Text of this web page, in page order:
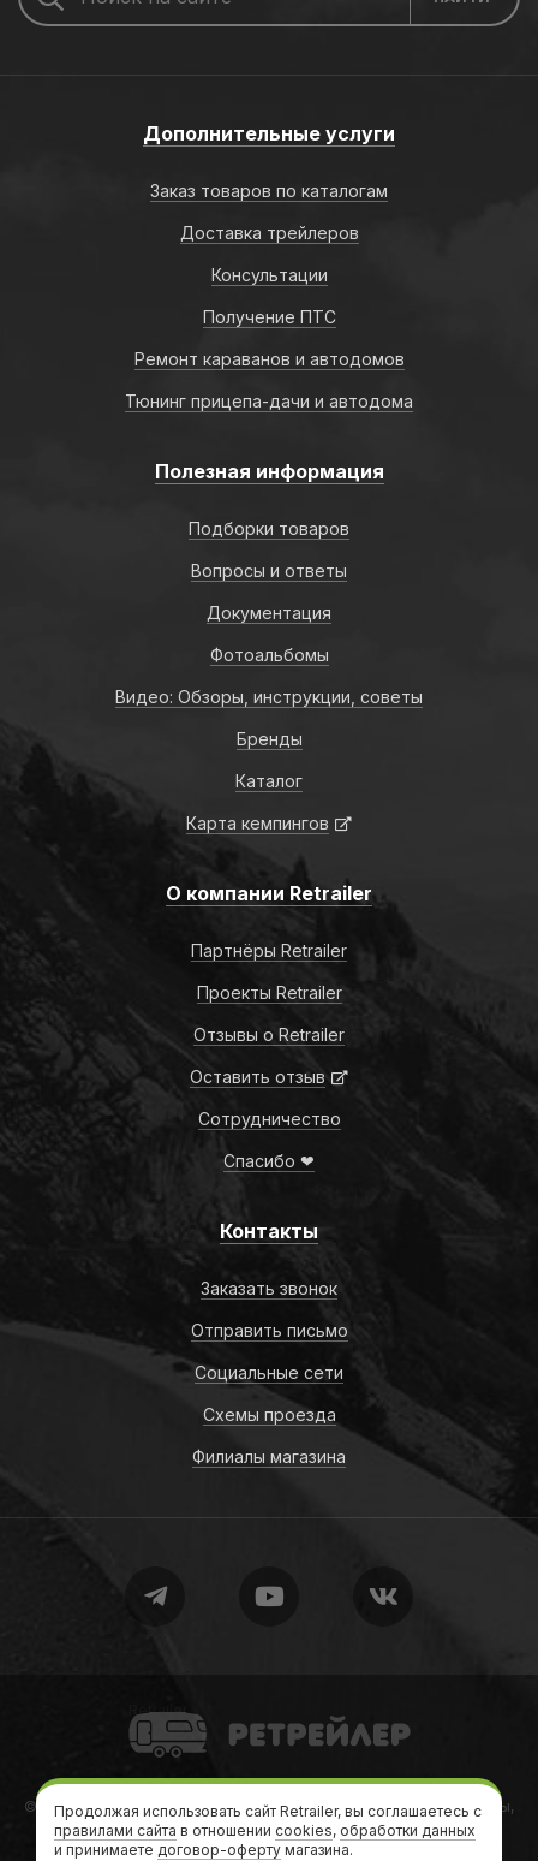
Дополнительные услуги
Заказ товаров по каталогам
Доставка трейлеров
Консультации
Получение ПТС
Ремонт караванов и автодомов
Тюнинг прицепа-дачи и автодома
Полезная информация
Подборки товаров
Вопросы и ответы
Документация
Фотоальбомы
Видео: Обзоры, инструкции, советы
Бренды
Каталог
Карта кемпингов
О компании Retrailer
Партнёры Retrailer
Проекты Retrailer
Отзывы о Retrailer
Оставить отзыв
Сотрудничество
Спасибо ❤
Контакты
Заказать звонок
Отправить письмо
Социальные сети
Схемы проезда
Филиалы магазина
Retrailer
© 2010-2026Retrailer Ретрейлер — Автодома, кемперы, трейлеры,
дачи на колесах
Теги
• Формальности • Карта сайта
Продолжая использовать сайт Retrailer, вы соглашаетесь с
правилами сайта в отношении cookies, обработки данных
и принимаете договор-оферту магазина.